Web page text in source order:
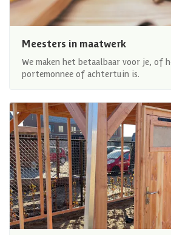
Meesters in maatwerk
We maken het betaalbaar voor je, of
portemonnee of achtertuin is.